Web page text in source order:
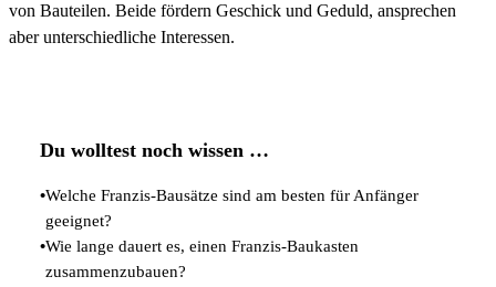
von Bauteilen. Beide fördern Geschick und Geduld, ansprechen
aber unterschiedliche Interessen.
Du wolltest noch wissen …
•Welche Franzis-Bausätze sind am besten für Anfänger
geeignet?
•Wie lange dauert es, einen Franzis-Baukasten
zusammenzubauen?